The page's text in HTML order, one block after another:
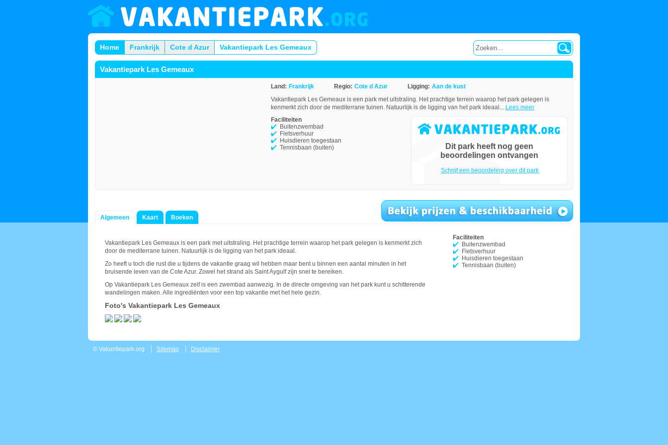
Home Frankrijk Cote d Azur Vakantiepark Les Gemeaux
Vakantiepark Les Gemeaux
Land: Frankrijk Regio: Cote d Azur Ligging: Aan de kust
Vakantiepark Les Gemeaux is een park met uitstraling. Het prachtige terrein waarop het park gelegen is
kenmerkt zich door de mediterrane tuinen. Natuurlijk is de ligging van het park ideaal... Lees meer
Faciliteiten
Buitenzwembad
Fietsverhuur
Huisdieren toegestaan
Tennisbaan (buiten)
Dit park heeft nog geen
beoordelingen ontvangen
Schrijf een beoordeling over dit park
Algemeen Kaart Boeken
Vakantiepark Les Gemeaux is een park met uitstraling. Het prachtige terrein waarop het park gelegen is kenmerkt zich
door de mediterrane tuinen. Natuurlijk is de ligging van het park ideaal.
Zo heeft u toch die rust die u tijdens de vakantie graag wil hebben maar bent u binnen een aantal minuten in het
bruisende leven van de Cote Azur. Zowel het strand als Saint Aygulf zijn snel te bereiken.
Op Vakantiepark Les Gemeaux zelf is een zwembad aanwezig. In de directe omgeving van het park kunt u schitterende
wandelingen maken. Alle ingrediënten voor een top vakantie met het hele gezin.
Foto's Vakantiepark Les Gemeaux
Faciliteiten
Buitenzwembad
Fietsverhuur
Huisdieren toegestaan
Tennisbaan (buiten)
© Vakantiepark.org Sitemap Disclaimer